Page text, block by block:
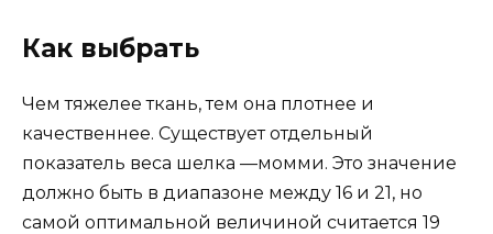
Как выбрать
Чем тяжелее ткань, тем она плотнее и
качественнее. Существует отдельный
показатель веса шелка —момми. Это значение
должно быть в диапазоне между 16 и 21, но
самой оптимальной величиной считается 19